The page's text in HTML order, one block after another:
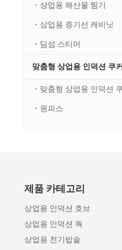
상업용 해산물 찜기
상업용 증기선 캐비닛
딤섬 스티머
맞춤형 상업용 인덕션 쿠커
맞춤형 상업용 인덕션
원피스
제품 카테고리
상업용 인덕션 호브
상업용 인덕션 웍
상업용 전기밥솥